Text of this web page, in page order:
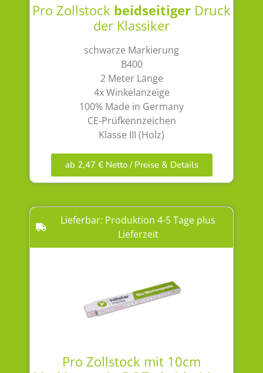
Pro Zollstock beidseitiger Druck
der Klassiker
schwarze Markierung
B400
2 Meter Länge
4x Winkelanzeige
100% Made in Germany
CE-Prüfkennzeichen
Klasse III (Holz)
ab 2,47 € Netto / Preise & Details
Lieferbar: Produktion 4-5 Tage plus
Lieferzeit
Pro Zollstock mit 10cm